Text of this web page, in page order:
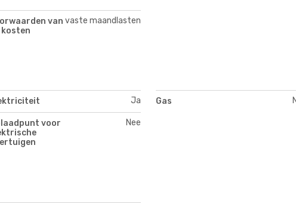
van
kosten
vaste maandlasten
Ja Gas
voor
Nee